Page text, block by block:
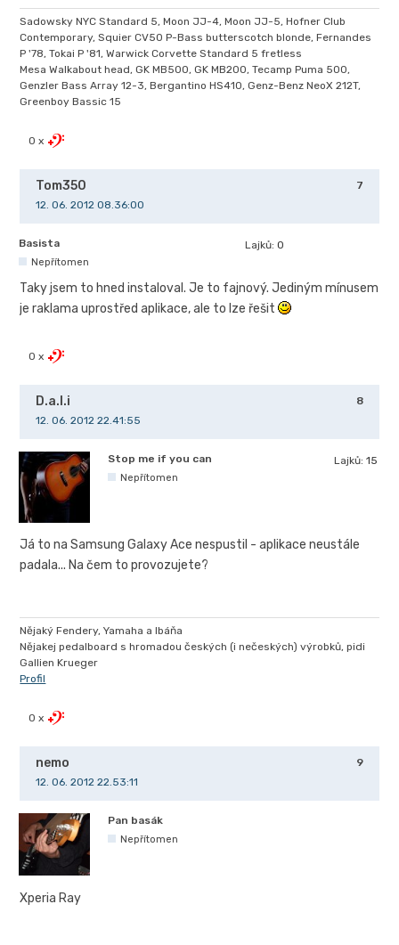
Sadowsky NYC Standard 5, Moon JJ-4, Moon JJ-5, Hofner Club
Contemporary, Squier CV50 P-Bass butterscotch blonde, Fernandes
P '78, Tokai P '81, Warwick Corvette Standard 5 fretless
Mesa Walkabout head, GK MB500, GK MB200, Tecamp Puma 500,
Genzler Bass Array 12-3, Bergantino HS410, Genz-Benz NeoX 212T,
Greenboy Bassic 15
0 x
7
Tom350
12. 06. 2012 08.36:00
Basista
Nepřítomen
Lajků: 0
Taky jsem to hned instaloval. Je to fajnový. Jediným mínusem
je raklama uprostřed aplikace, ale to lze řešit
0 x
8
D.a.l.i
12. 06. 2012 22.41:55
Stop me if you can
Nepřítomen
Lajků: 15
Já to na Samsung Galaxy Ace nespustil - aplikace neustále
padala... Na čem to provozujete?
Nějaký Fendery, Yamaha a Ibáňa
Nějakej pedalboard s hromadou českých (i nečeských) výrobků, pidi
Gallien Krueger
Profil
0 x
9
nemo
12. 06. 2012 22.53:11
Pan basák
Nepřítomen
Xperia Ray